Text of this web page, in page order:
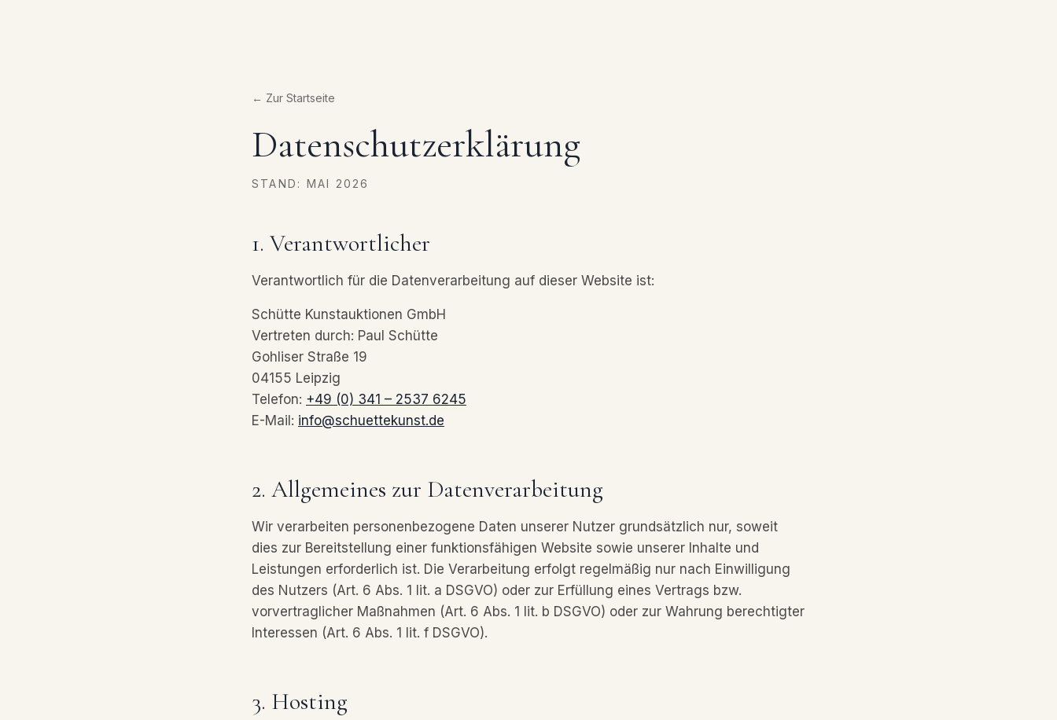
← Zur Startseite
Datenschutzerklärung
STAND: MAI 2026
1. Verantwortlicher
Verantwortlich für die Datenverarbeitung auf dieser Website ist:
Schütte Kunstauktionen GmbH
Vertreten durch: Paul Schütte
Gohliser Straße 19
04155 Leipzig
Telefon: +49 (0) 341 – 2537 6245
E-Mail: info@schuettekunst.de
2. Allgemeines zur Datenverarbeitung
Wir verarbeiten personenbezogene Daten unserer Nutzer grundsätzlich nur, soweit
dies zur Bereitstellung einer funktionsfähigen Website sowie unserer Inhalte und
Leistungen erforderlich ist. Die Verarbeitung erfolgt regelmäßig nur nach Einwilligung
des Nutzers (Art. 6 Abs. 1 lit. a DSGVO) oder zur Erfüllung eines Vertrags bzw.
vorvertraglicher Maßnahmen (Art. 6 Abs. 1 lit. b DSGVO) oder zur Wahrung berechtigter
Interessen (Art. 6 Abs. 1 lit. f DSGVO).
3. Hosting